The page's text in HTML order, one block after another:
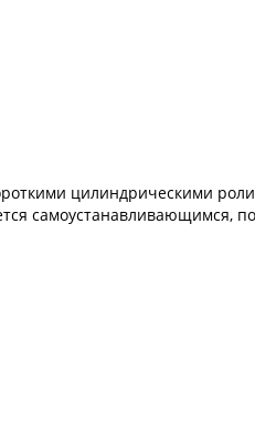
цилиндрическими
самоустанавливающимся,